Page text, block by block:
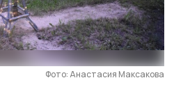
Фото: Анастасия Максакова